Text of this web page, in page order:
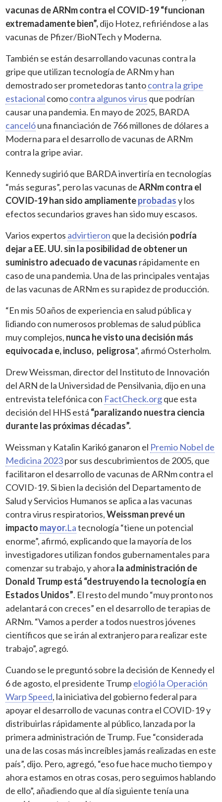
vacunas de ARNm contra el COVID-19 “funcionan
extremadamente bien”,dijo Hotez, refiriéndose a las
vacunas de Pfizer/BioNTech y Moderna.
También se están desarrollando vacunas contra la
gripe que utilizan tecnología de ARNm y han
demostrado ser prometedoras tantocontra la gripe
estacional comocontra algunos virus que podrían
causar una pandemia. En mayo de 2025, BARDA
cancelóuna financiación de 766 millones de dólares a
Moderna para el desarrollo de vacunas de ARNm
contra la gripe aviar.
Kennedy sugirió que BARDA invertiría en tecnologías
“más seguras”, pero las vacunas deARNm contra el
COVID-19 han sido ampliamenteprobadasy los
efectos secundarios graves han sido muy escasos.
Varios expertos advirtieron que la decisión podría
dejar a EE. UU. sin la posibilidad de obtener un
suministro adecuado de vacunas rápidamente en
caso de una pandemia. Una de las principales ventajas
de las vacunas de ARNm es su rapidez de producción.
“En mis 50 años de experiencia en salud pública y
lidiando con numerosos problemas de salud pública
muy complejos, nunca he visto una decisión más
equivocada e, incluso, peligrosa”, afirmó Osterholm.
Drew Weissman, director del Instituto de Innovación
del ARN de la Universidad de Pensilvania, dijo en una
entrevista telefónica con FactCheck.orgque esta
decisión del HHS está “paralizando nuestra ciencia
durante las próximas décadas”.
Weissman y Katalin Karikó ganaron el Premio Nobel de
Medicina 2023por sus descubrimientos de 2005, que
facilitaron el desarrollo de vacunas de ARNm contra el
COVID-19. Si bien la decisión del Departamento de
Salud y Servicios Humanos se aplica a las vacunas
contra virus respiratorios,Weissman prevé un
impacto mayor.Latecnología “tiene un potencial
enorme”, afirmó, explicando que la mayoría de los
investigadores utilizan fondos gubernamentales para
comenzar su trabajo, y ahora la administración de
Donald Trump está “destruyendo la tecnología en
Estados Unidos”. El resto del mundo “muy pronto nos
adelantará con creces” en el desarrollo de terapias de
ARNm. “Vamos a perder a todos nuestros jóvenes
científicos que se irán al extranjero para realizar este
trabajo”, agregó.
Cuando se le preguntó sobre la decisión de Kennedy el
6 de agosto, el presidente Trump elogióla Operación
Warp Speed, la iniciativa del gobierno federal para
apoyar el desarrollo de vacunas contra el COVID-19 y
distribuirlas rápidamente al público, lanzada por la
primera administración de Trump. Fue “considerada
una de las cosas más increíbles jamás realizadas en este
país”, dijo. Pero, agregó, “eso fue hace mucho tiempo y
ahora estamos en otras cosas, pero seguimos hablando
de ello”, añadiendo que al día siguiente tenía una